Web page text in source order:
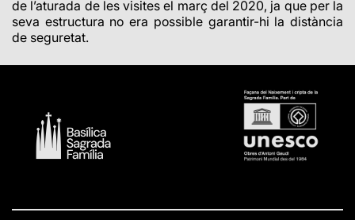
de l’aturada de les visites el març del 2020, ja que per la
seva estructura no era possible garantir-hi la distància
de seguretat.